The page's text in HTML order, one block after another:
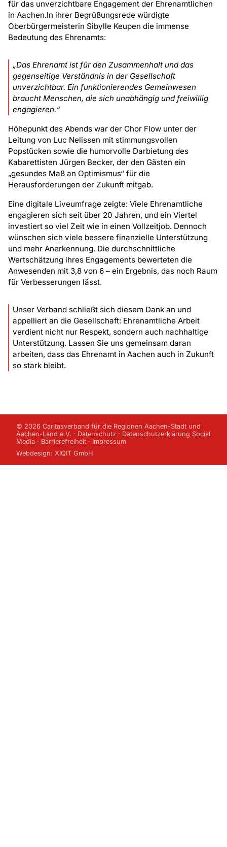
für das unverzichtbare Engagement der Ehrenamtlichen
in Aachen.In ihrer Begrüßungsrede würdigte
Oberbürgermeisterin Sibylle Keupen die immense
Bedeutung des Ehrenamts:
„Das Ehrenamt ist für den Zusammenhalt und das
gegenseitige Verständnis in der Gesellschaft
unverzichtbar. Ein funktionierendes Gemeinwesen
braucht Menschen, die sich unabhängig und freiwillig
engagieren.“
Höhepunkt des Abends war der Chor Flow unter der
Leitung von Luc Nelissen mit stimmungsvollen
Popstücken sowie die humorvolle Darbietung des
Kabarettisten Jürgen Becker, der den Gästen ein
„gesundes Maß an Optimismus“ für die
Herausforderungen der Zukunft mitgab.
Eine digitale Liveumfrage zeigte: Viele Ehrenamtliche
engagieren sich seit über 20 Jahren, und ein Viertel
investiert so viel Zeit wie in einen Vollzeitjob. Dennoch
wünschen sich viele bessere finanzielle Unterstützung
und mehr Anerkennung. Die durchschnittliche
Wertschätzung ihres Engagements bewerteten die
Anwesenden mit 3,8 von 6 – ein Ergebnis, das noch Raum
für Verbesserungen lässt.
Unser Verband schließt sich diesem Dank an und
appelliert an die Gesellschaft: Ehrenamtliche Arbeit
verdient nicht nur Respekt, sondern auch nachhaltige
Unterstützung. Lassen Sie uns gemeinsam daran
arbeiten, dass das Ehrenamt in Aachen auch in Zukunft
so stark bleibt.
© 2026 Caritasverband für die Regionen Aachen-Stadt und
Aachen-Land e.V. · Datenschutz · Datenschutzerklärung Social
Media · Barrierefreiheit · Impressum
Webdesign: XIQIT GmbH